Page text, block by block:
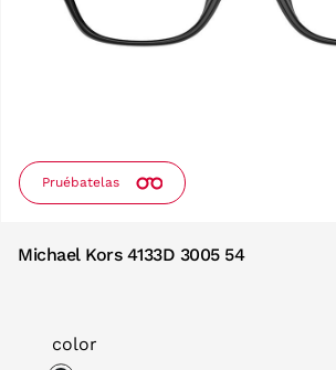
Pruébatelas
Michael Kors 4133D 3005 54
color